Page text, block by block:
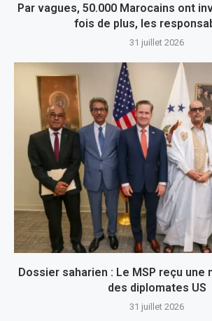
Par vagues, 50.000 Marocains ont
fois de plus, les
31 juillet 2026
Dossier saharien : Le MSP reçu une
des diplomates US
31 juillet 2026